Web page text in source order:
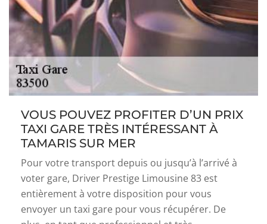
VOUS POUVEZ PROFITER D’UN PRIX
TAXI GARE TRÈS INTÉRESSANT À
TAMARIS SUR MER
Pour votre transport depuis ou jusqu’à l’arrivé à
voter gare, Driver Prestige Limousine 83 est
entièrement à votre disposition pour vous
envoyer un taxi gare pour vous récupérer. De